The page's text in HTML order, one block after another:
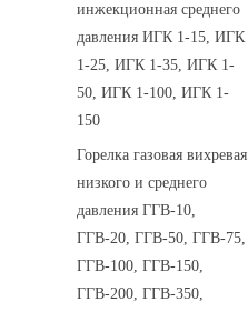
инжекционная среднего
давления ИГК 1-15, ИГК
1-25, ИГК 1-35, ИГК 1-
50, ИГК 1-100, ИГК 1-
150
Горелка газовая вихревая
низкого и среднего
давления ГГВ-10,
ГГВ-20, ГГВ-50, ГГВ-75,
ГГВ-100, ГГВ-150,
ГГВ-200, ГГВ-350,